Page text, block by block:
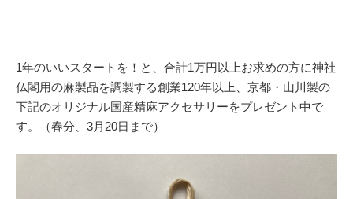
1年のいいスタートを！と、合計1万円以上お求めの方に神社
仏閣用の麻製品を調製する創業120年以上、京都・山川製の
下記のオリジナル国産精麻アクセサリーをプレゼント中で
す。（春分、3月20日まで）